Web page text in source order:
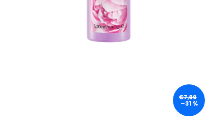
€7,99
–31 %